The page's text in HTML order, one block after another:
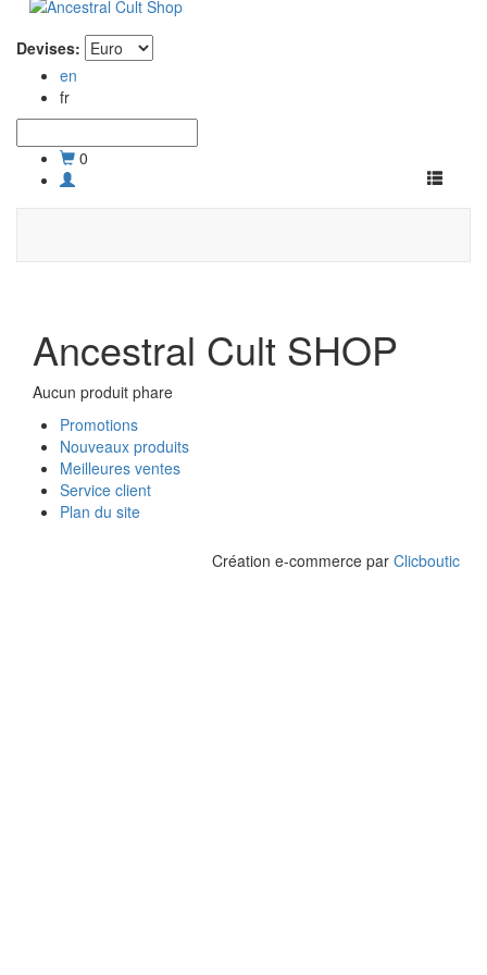
Devises:
en
fr
0
Toggle
Ancestral Cult SHOP
Aucun produit phare
Promotions
Nouveaux produits
Meilleures ventes
Service client
Plan du site
Création e-commerce par Clicboutic